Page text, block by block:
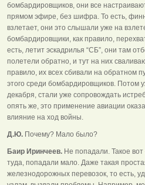
бомбардировщиков, они все
прямом эфире, без шифра. То есть,
взлетает, они это слышали уже на
бомбардировщики, как правило,
есть, летит эскадрилья “СБ”, они там
полетели обратно, и тут на них
правило, их всех сбивали на обратном
этого среди бомбардировщиков. Потом
декабря, стали уже сопровождать
опять же, это применение авиации
влияние на ход войны.
Д.Ю. Почему? Мало было?
Баир Иринчеев. Не попадали. Такое
туда, попадали мало. Даже такая
железнодорожных перевозок, то есть,